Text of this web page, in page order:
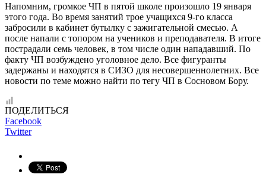
Напомним, громкое ЧП в пятой школе произошло 19 января
этого года. Во время занятий трое учащихся 9-го класса
забросили в кабинет бутылку с зажигательной смесью. А
после напали с топором на учеников и преподавателя. В итоге
пострадали семь человек, в том числе один нападавший. По
факту ЧП возбуждено уголовное дело. Все фигуранты
задержаны и находятся в СИЗО для несовершеннолетних. Все
новости по теме можно найти по тегу ЧП в Сосновом Бору.
ПОДЕЛИТЬСЯ
Facebook
Twitter